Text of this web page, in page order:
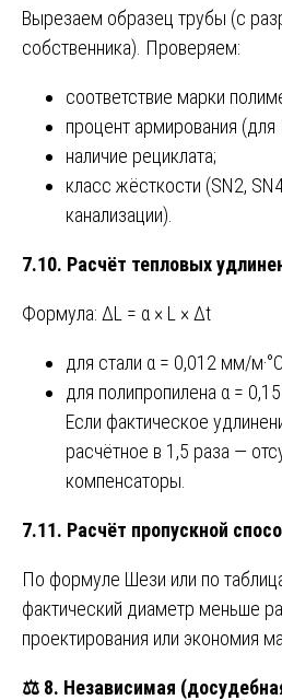
Вырезаем образец трубы (с
собственника). Проверяем:
соответствие марки
процент армирования (для
наличие рециклата;
класс жёсткости (SN2,
канализации).
7.10. Расчёт тепловых
Формула: ΔL = α × L × Δt
для стали α = 0,012 мм/м·°C
для полипропилена α =
Если фактическое
расчётное в 1,5 раза —
компенсаторы.
7.11. Расчёт пропускной
По формуле Шези или по
фактический диаметр меньше
проектирования или экономия
⚖️ 8. Независимая